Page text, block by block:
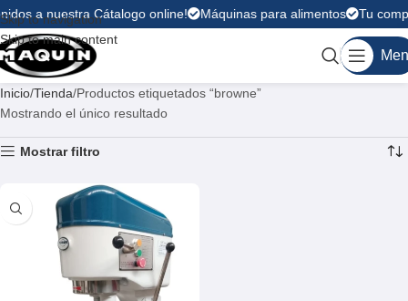
Skip to navigation
Skip to main content
a nuestra Cátalogo online! Máquinas para alimentos Tu
Inicio Tienda Productos etiquetados “browne”
Mostrando el único resultado
Mostrar filtro